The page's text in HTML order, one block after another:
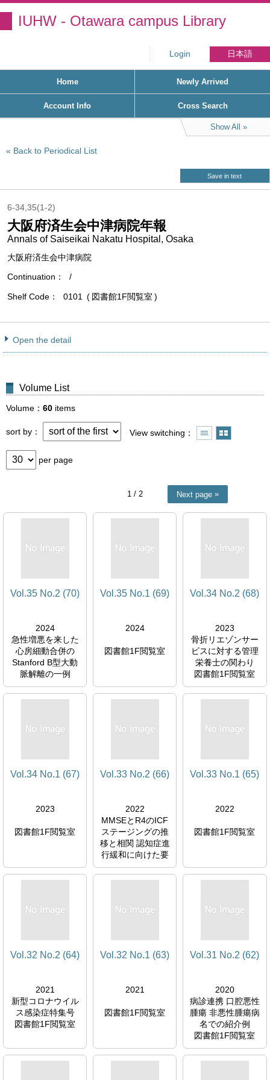
IUHW - Otawara campus Library
Login 日本語
Home Newly Arrived
Account Info Cross Search
Show All
Back to Periodical List
Save in text
6-34,35(1-2)
大阪府済生会中津病院年報
Annals of Saiseikai Nakatu Hospital, Osaka
大阪府済生会中津病院
Continuation
/
Shelf Code 0101 図書館1F閲覧室
Open the detail
Volume List
Volume 60 items
sort by View switching
per page
1 / 2 Next page
Vol.35 No.2 (70)
2024
急性増悪を来した
心房細動合併の
Stanford B型大動
脈解離の一例
図書館1F閲覧室
Vol.35 No.1 (69)
2024
図書館1F閲覧室
Vol.34 No.2 (68)
2023
骨折リエゾンサー
ビスに対する管理
栄養士の関わり
図書館1F閲覧室
Vol.34 No.1 (67)
2023
図書館1F閲覧室
Vol.33 No.2 (66)
2022
MMSEとR4のICF
ステージングの推
移と相関 認知症進
行緩和に向けた要
因を探る
Vol.33 No.1 (65)
2022
図書館1F閲覧室
Vol.32 No.2 (64)
2021
新型コロナウイル
ス感染症特集号
図書館1F閲覧室
Vol.32 No.1 (63)
2021
図書館1F閲覧室
Vol.31 No.2 (62)
2020
病診連携 口腔悪性
腫瘍 非悪性腫瘍病
名での紹介例
図書館1F閲覧室